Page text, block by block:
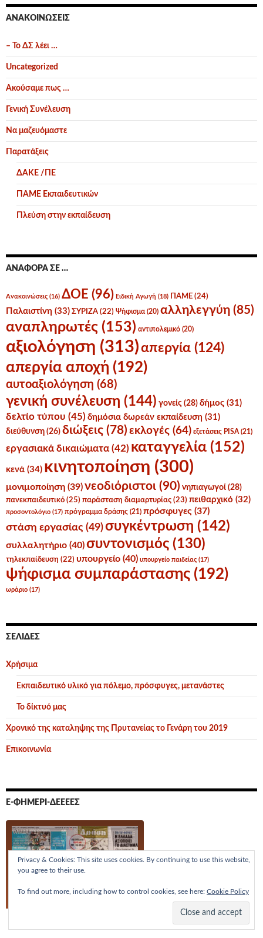
ΑΝΑΚΟΙΝΏΣΕΙΣ
– Το ΔΣ λέει …
Uncategorized
Ακούσαμε πως …
Γενική Συνέλευση
Να μαζευόμαστε
Παρατάξεις
ΔΑΚΕ /ΠΕ
ΠΑΜΕ Εκπαιδευτικών
Πλεύση στην εκπαίδευση
ΑΝΑΦΟΡΆ ΣΕ …
Ανακοινώσεις (16) ΔΟΕ (96) Ειδική Αγωγή (18) ΠΑΜΕ (24)
Παλαιστίνη (33) ΣΥΡΙΖΑ (22) Ψήφισμα (20) αλληλεγγύη (85)
αναπληρωτές (153) αντιπολεμικό (20)
αξιολόγηση (313)απεργία (124)
απεργία αποχή (192)
αυτοαξιολόγηση (68)
γενική συνέλευση (144) γονείς (28) δήμος (31)
δελτίο τύπου (45) δημόσια δωρεάν εκπαίδευση (31)
διεύθυνση (26) διώξεις (78) εκλογές (64) εξετάσεις PISA (21)
εργασιακά δικαιώματα(42) καταγγελία (152)
κενά (34) κινητοποίηση (300)
μονιμοποίηση (39)νεοδιόριστοι (90) νηπιαγωγοί (28)
πανεκπαιδευτικό (25) παράσταση διαμαρτυρίας (23) πειθαρχικό (32)
προσοντολόγιο (17) πρόγραμμα δράσης (21) πρόσφυγες (37)
στάση εργασίας (49)συγκέντρωση (142)
συλλαλητήριο (40)συντονισμός (130)
τηλεκπαίδευση (22) υπουργείο (40) υπουργείο παιδείας (17)
ψήφισμα συμπαράστασης (192)
ωράριο (17)
ΣΕΛΊΔΕΣ
Χρήσιμα
Εκπαιδευτικό υλικό για πόλεμο, πρόσφυγες, μετανάστες
Το δίκτυό μας
Χρονικό της καταληψης της Πρυτανείας το Γενάρη του 2019
Επικοινωνία
Ε-ΦΗΜΕΡΊ-ΔΕΕΕΕΣ
Privacy & Cookies: This site uses cookies. By continuing to use this website,
you agree to their use.
To find out more, including how to control cookies, see here: Cookie Policy